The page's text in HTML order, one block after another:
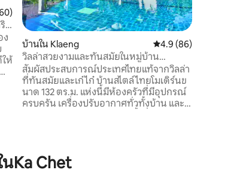
ฉลี่ย 4.9 จาก 5, 60 รีวิว
ม
ง
ให้
บ้านใน Klaeng คะแนนเฉลี่ย 4.9 จาก
4.9 (86)
วิลล่าสวยงามและทันสมัยในหมู่บ้าน
แซฟไฟร์ บ้านเพ
สัมผัสประสบการณ์ประเทศไทยแท้จากวิลล่า
ที่ทันสมัยและเก๋ไก๋ บ้านสไตล์ไทยโมเดิร์นข
นาด 132 ตร.ม. แห่งนี้มีห้องครัวที่มีอุปกรณ์
ครบครัน เครื่องปรับอากาศทั่วทั้งบ้าน และ
การเรียกเก็บค่าไฟฟ้าแยกต่างหากตามการ
ใช้งาน (ประมาณ 1000 บาท/สัปดาห์) มี
Ka Chet